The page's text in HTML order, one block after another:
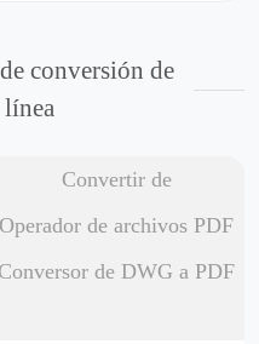
conversión de
línea
Convertir de
Operador de archivos PDF
Conversor de DWG a PDF